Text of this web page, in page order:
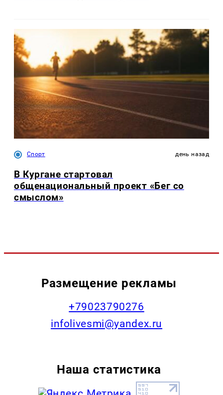
Спорт день назад
В Кургане стартовал
общенациональный проект «Бег со
смыслом»
Размещение рекламы
+79023790276
infolivesmi@yandex.ru
Наша статистика